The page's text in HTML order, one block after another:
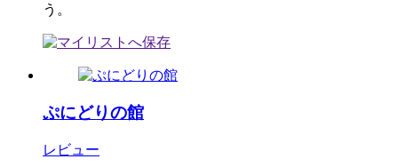
う。
ぷにどりの館
レビュー